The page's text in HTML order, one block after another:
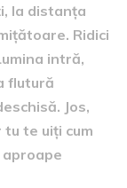
la distanța
Ridici
intră,
flutură
Jos,
tu te uiți cum